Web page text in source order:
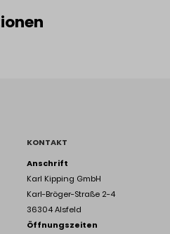
KONTAKT
Anschrift
Karl Kipping GmbH
Karl-Bröger-Straße 2-4
36304 Alsfeld
Öffnungszeiten